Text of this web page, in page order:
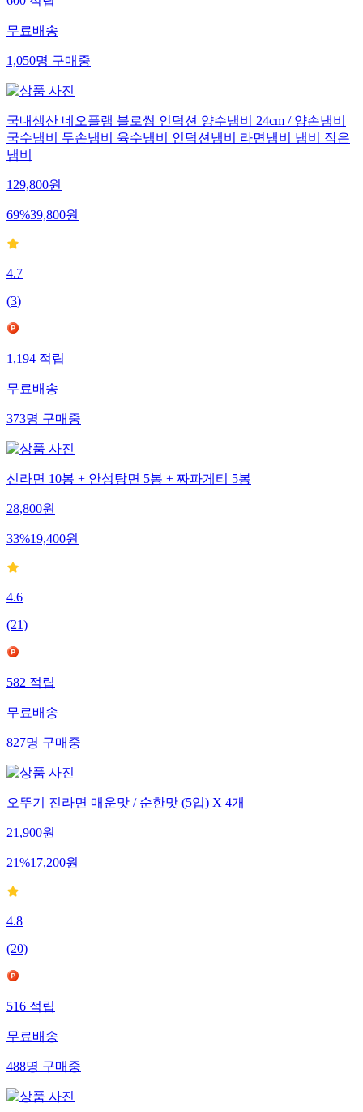
무료배송
1,050명 구매중
국내생산 네오플램 블로썸 인덕션 양수냄비 24cm / 양손냄비
국수냄비 두손냄비 육수냄비 인덕션냄비 라면냄비 냄비 작은
냄비
129,800원
69%39,800원
4.7
(3)
1,194 적립
무료배송
373명 구매중
신라면 10봉 + 안성탕면 5봉 + 짜파게티 5봉
28,800원
33%19,400원
4.6
(21)
582 적립
무료배송
827명 구매중
오뚜기 진라면 매운맛 / 순한맛 (5입) X 4개
21,900원
21%17,200원
4.8
(20)
516 적립
무료배송
488명 구매중